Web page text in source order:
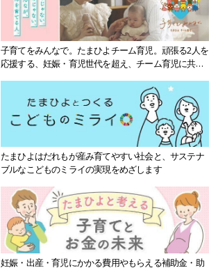
子育てをみんなで。たまひよチーム育児。頑張る2人を
応援する、妊娠・育児世代を超え、チーム育児に共感
たまひよはだれもが産み育てやすい社会と、サステナ
ブルなこどものミライの実現をめざします
妊娠・出産・育児にかかる費用やもらえる補助金・助